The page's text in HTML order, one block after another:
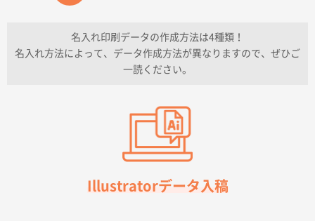
チケットホルダー ダブルポケット
上記のとおりです。
柳さんの対応が素晴らしかった。
フレキソレジ袋 Uバッグ 35号
5000枚
2026年06月28日 15:14
名入れ印刷データの作成方法は4種類！
名入れ方法によって、データ作成方法が異なりますので、ぜひご
一読ください。
Illustratorデータ入稿